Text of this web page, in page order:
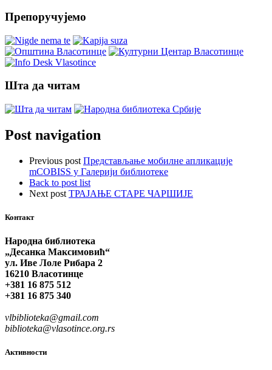
Препоручујемо
Шта да читам
Post navigation
Previous post Представљање мобилне апликације
mCOBISS у Галерији библиотеке
Back to post list
Next post ТРАЈАЊЕ СТАРЕ ЧАРШИЈЕ
Контакт
Народна библиотека
„Десанка Максимовић“
ул. Иве Лоле Рибара 2
16210 Власотинце
+381 16 875 512
+381 16 875 340
vlbiblioteka@gmail.com
biblioteka@vlasotince.org.rs
Активности